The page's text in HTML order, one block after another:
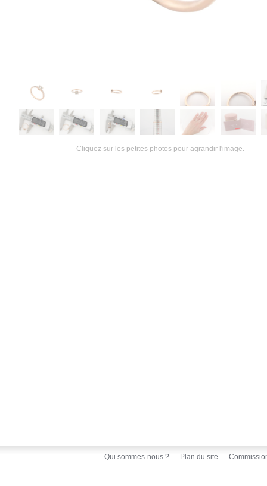
Cliquez sur les petites photos pour agrandir l'image.
Qui sommes-nous ? Plan du site